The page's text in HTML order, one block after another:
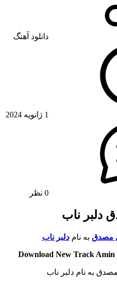
دانلود آهنگ
دلبر ناب
مصدق به نامدلبر ناب
Download New Track Amin